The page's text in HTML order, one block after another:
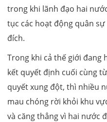
trong khi lãnh đạo hai
tục các hoạt động quân
đích.
Trong khi cả thế giới đang
kết quyết định cuối cùng
quyết xung đột, thì nhiều
mau chóng rời khỏi khu
và căng thẳng vì hai nước